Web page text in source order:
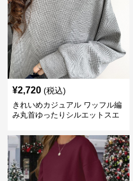
¥2,720 (税込)
きれいめカジュアル ワッフル編
み丸首ゆったりシルエットスエ